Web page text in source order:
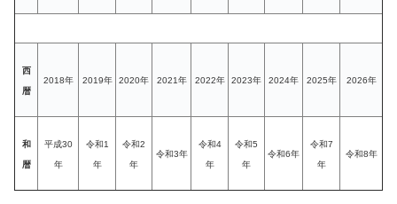
西
暦
2018年 2019年 2020年 2021年 2022年 2023年 2024年 2025年 2026年
和
暦
平成30
年
令和1
年
令和2
年
令和3年
令和4
年
令和5
年
令和6年
令和7
年
令和8年